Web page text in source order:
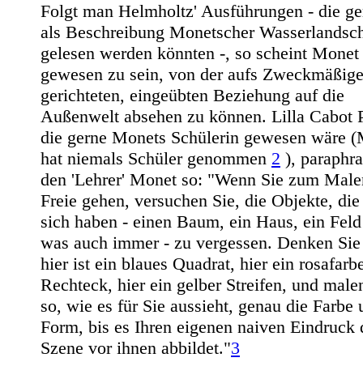
Folgt man Helmholtz' Ausführungen - die
als Beschreibung Monetscher
gelesen werden könnten -, so scheint
gewesen zu sein, von der aufs Zweckmäßige
gerichteten, eingeübten Beziehung auf die
Außenwelt absehen zu können. Lilla Cabot
die gerne Monets Schülerin gewesen wäre
hat niemals Schüler genommen 2 ),
den 'Lehrer' Monet so: "Wenn Sie zum
Freie gehen, versuchen Sie, die Objekte,
sich haben - einen Baum, ein Haus, ein
was auch immer - zu vergessen. Denken
hier ist ein blaues Quadrat, hier ein
Rechteck, hier ein gelber Streifen, und
so, wie es für Sie aussieht, genau die Farbe
Form, bis es Ihren eigenen naiven Eindruck
Szene vor ihnen abbildet."3